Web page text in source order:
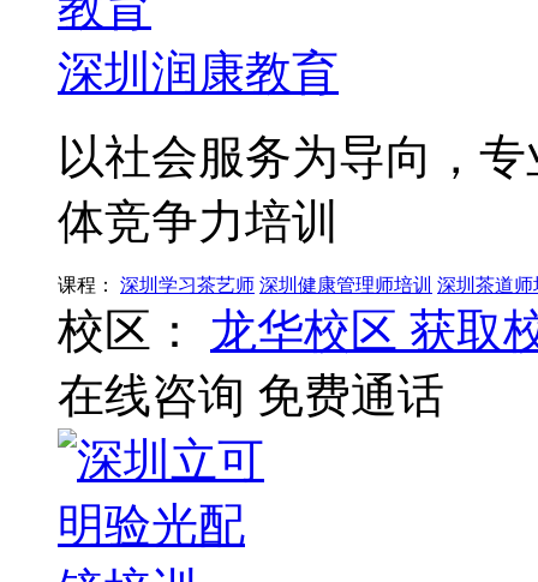
深圳润康教育
以社会服务为导向，
体竞争力培训
课程： 深圳学习茶艺师 深圳健康管理师培训 深圳茶道师
校区： 龙华校区 获取
在线咨询 免费通话